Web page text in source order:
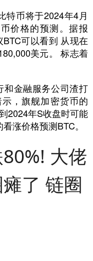
特币将于2024年4月
价格的预测。据报
可以看到 从现在
美元。 标志着
和金融服务公司渣打
，旗舰加密货币的
2024年S收盘时可能
涨价格预测BTC。
大佬
了 链圈